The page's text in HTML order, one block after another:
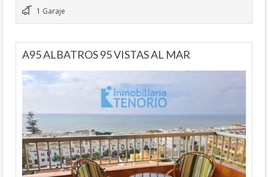
1 Garaje
A95 ALBATROS 95 VISTAS AL MAR